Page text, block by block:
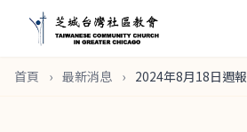
首頁 › 最新消息 › 2024年8月18日週報